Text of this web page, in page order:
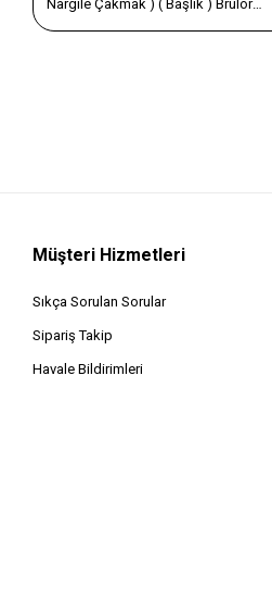
Nargile Çakmak ) ( Başlık ) Brülör (
Ateşleme)*10x10
Müşteri Hizmetleri
Sıkça Sorulan Sorular
Sipariş Takip
Havale Bildirimleri